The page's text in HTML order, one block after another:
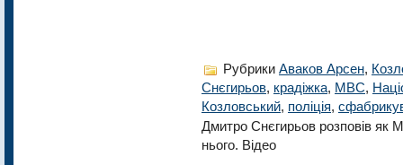
Рубрики Аваков Арсен,
Снєгирьов, крадіжка, МВС,
Козловський, поліція,
Дмитро Снєгирьов розповів
нього. Відео